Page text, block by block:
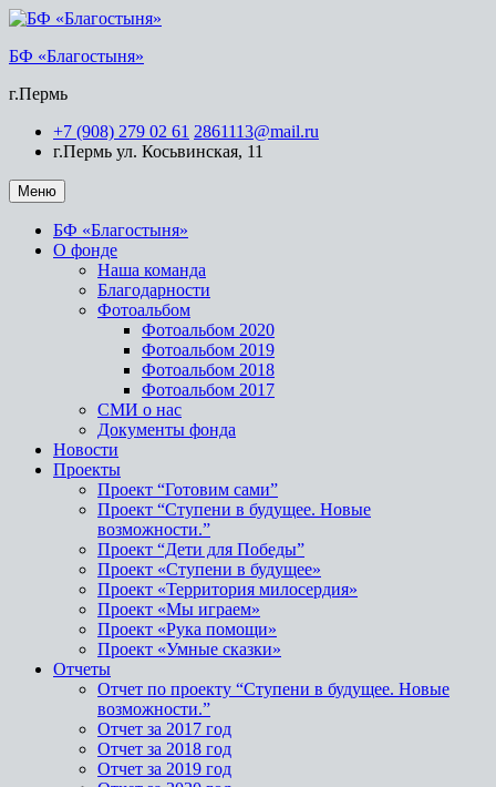
Перейти
содержимому
БФ «Благостыня»
г.Пермь
+7 (908) 279 02 61 2861113@mail.ru
г.Пермь ул. Косьвинская, 11
Меню
БФ «Благостыня»
О фонде
Наша команда
Благодарности
Фотоальбом
Фотоальбом 2020
Фотоальбом 2019
Фотоальбом 2018
Фотоальбом 2017
СМИ о нас
Документы фонда
Новости
Проекты
Проект “Готовим сами”
Проект “Ступени в будущее. Новые
возможности.”
Проект “Дети для Победы”
Проект «Ступени в будущее»
Проект «Территория милосердия»
Проект «Мы играем»
Проект «Рука помощи»
Проект «Умные сказки»
Отчеты
Отчет по проекту “Ступени в будущее. Новые
возможности.”
Отчет за 2017 год
Отчет за 2018 год
Отчет за 2019 год